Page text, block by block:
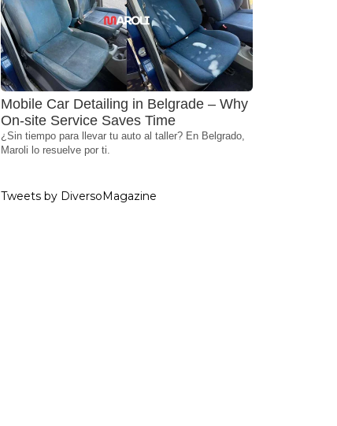
Mobile Car Detailing in Belgrade – Why
On-site Service Saves Time
¿Sin tiempo para llevar tu auto al taller? En Belgrado,
Maroli lo resuelve por ti.
Tweets by DiversoMagazine